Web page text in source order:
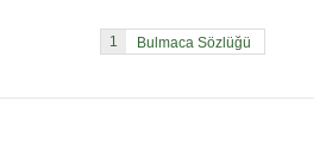
1